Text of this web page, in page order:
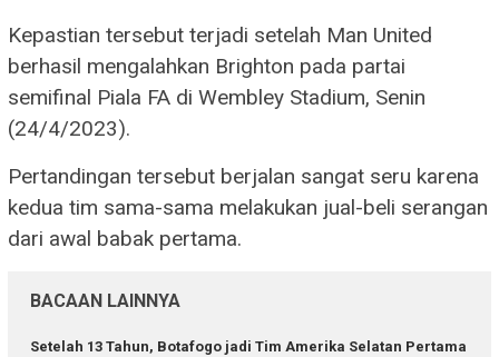
Kepastian tersebut terjadi setelah Man United
berhasil mengalahkan Brighton pada partai
semifinal Piala FA di Wembley Stadium, Senin
(24/4/2023).
Pertandingan tersebut berjalan sangat seru karena
kedua tim sama-sama melakukan jual-beli serangan
dari awal babak pertama.
BACAAN LAINNYA
Setelah 13 Tahun, Botafogo jadi Tim Amerika Selatan Pertama